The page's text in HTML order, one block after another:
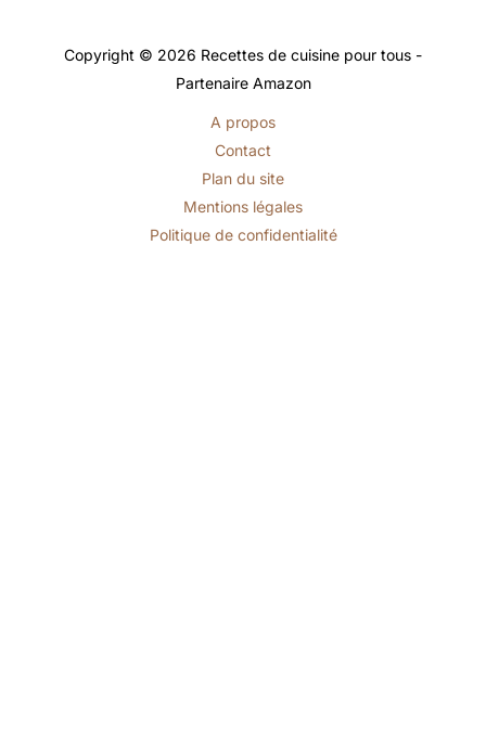
Copyright © 2026 Recettes de cuisine pour tous -
Partenaire Amazon
A propos
Contact
Plan du site
Mentions légales
Politique de confidentialité